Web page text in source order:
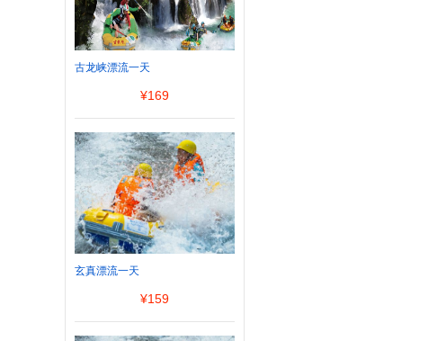
古龙峡漂流一天
¥169
玄真漂流一天
¥159